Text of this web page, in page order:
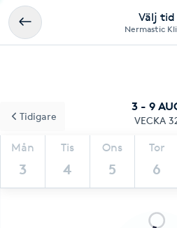
Välj tid
Nermastic
3 - 9
VECKA
Mån
3
Tis
4
Ons
5
Tor
6
Tidigare